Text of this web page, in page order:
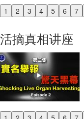
1 2 3 4 5 6 7
Previous
活摘真相讲座